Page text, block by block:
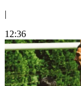
|
12:36